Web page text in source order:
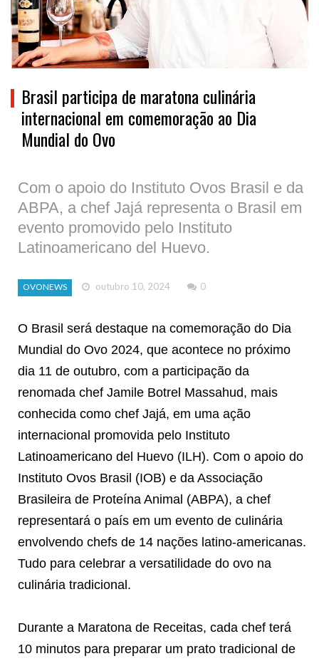
Brasil participa de maratona culinária
internacional em comemoração ao Dia
Mundial do Ovo
Com o apoio do Instituto Ovos Brasil e da
ABPA, a chef Jajá representa o Brasil em
evento promovido pelo Instituto
Latinoamericano del Huevo.
OVONEWS outubro 10, 2024 0
O Brasil será destaque na comemoração do Dia
Mundial do Ovo 2024, que acontece no próximo
dia 11 de outubro, com a participação da
renomada chef Jamile Botrel Massahud, mais
conhecida como chef Jajá, em uma ação
internacional promovida pelo Instituto
Latinoamericano del Huevo (ILH). Com o apoio do
Instituto Ovos Brasil (IOB) e da Associação
Brasileira de Proteína Animal (ABPA), a chef
representará o país em um evento de culinária
envolvendo chefs de 14 nações latino-americanas.
Tudo para celebrar a versatilidade do ovo na
culinária tradicional.
Durante a Maratona de Receitas, cada chef terá
10 minutos para preparar um prato tradicional de